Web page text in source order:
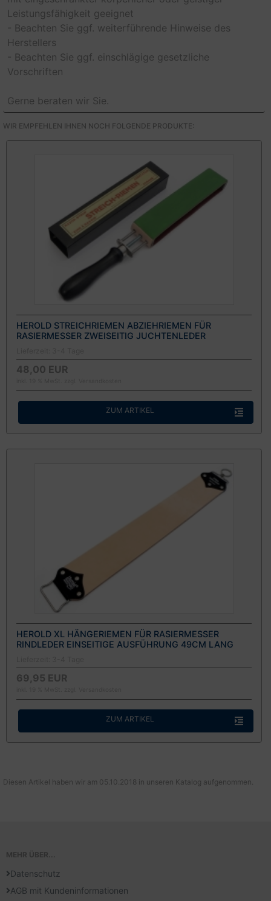
Leistungsfähigkeit geeignet
- Beachten Sie ggf. weiterführende Hinweise des
Herstellers
- Beachten Sie ggf. einschlägige gesetzliche
Vorschriften
Gerne beraten wir Sie.
WIR EMPFEHLEN IHNEN NOCH FOLGENDE PRODUKTE:
HEROLD STREICHRIEMEN ABZIEHRIEMEN FÜR
RASIERMESSER ZWEISEITIG JUCHTENLEDER
48,00 EUR
ZUM ARTIKEL
HEROLD XL HÄNGERIEMEN FÜR RASIERMESSER
RINDLEDER EINSEITIGE AUSFÜHRUNG 49CM LANG
69,95 EUR
ZUM ARTIKEL
Diesen Artikel haben wir am 05.10.2018 in unseren Katalog aufgenommen.
MEHR ÜBER...
Datenschutz
AGB mit Kundeninformationen